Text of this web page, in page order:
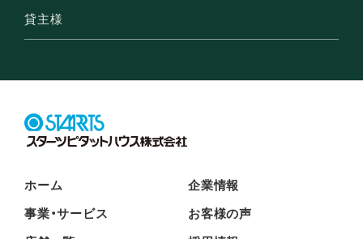
貸主様
ホーム 企業情報
事業・サービス お客様の声